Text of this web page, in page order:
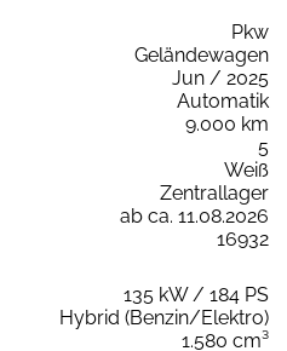
Pkw
Geländewagen
Jun / 2025
Automatik
9.000 km
5
Weiß
Zentrallager
ab ca. 11.08.2026
16932
135 kW / 184 PS
Hybrid (Benzin/Elektro)
1.580 cm³